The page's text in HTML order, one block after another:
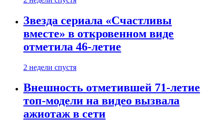
Звезда сериала «Счастливы
вместе» в откровенном виде
отметила 46-летие
2 недели спустя
Внешность отметившей 71-летие
топ-модели на видео вызвала
ажиотаж в сети